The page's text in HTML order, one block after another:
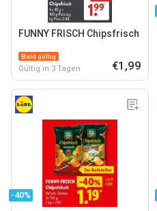
FUNNY FRISCH Chipsfrisch
Bald gültig
Gültig in 3 Tagen €1,99
-40%